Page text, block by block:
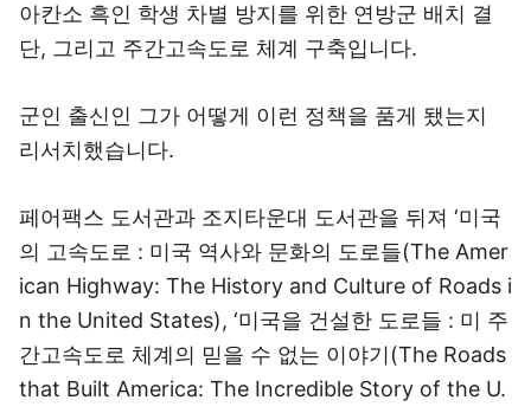
아칸소 흑인 학생 차별 방지를 위한 연방군 배치 결
단, 그리고 주간고속도로 체계 구축입니다.
군인 출신인 그가 어떻게 이런 정책을 품게 됐는지
리서치했습니다.
페어팩스 도서관과 조지타운대 도서관을 뒤져 ‘미국
의 고속도로 : 미국 역사와 문화의 도로들(The Amer
ican Highway: The History and Culture of Roads i
n the United States), ‘미국을 건설한 도로들 : 미 주
간고속도로 체계의 믿을 수 없는 이야기(The Roads
that Built America: The Incredible Story of the U.